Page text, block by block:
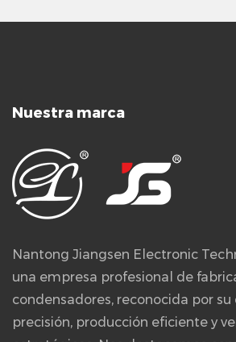
Nuestra marca
Nantong Jiangsen Electronic
una empresa profesional de
condensadores, reconocida por su
precisión, producción eficiente y